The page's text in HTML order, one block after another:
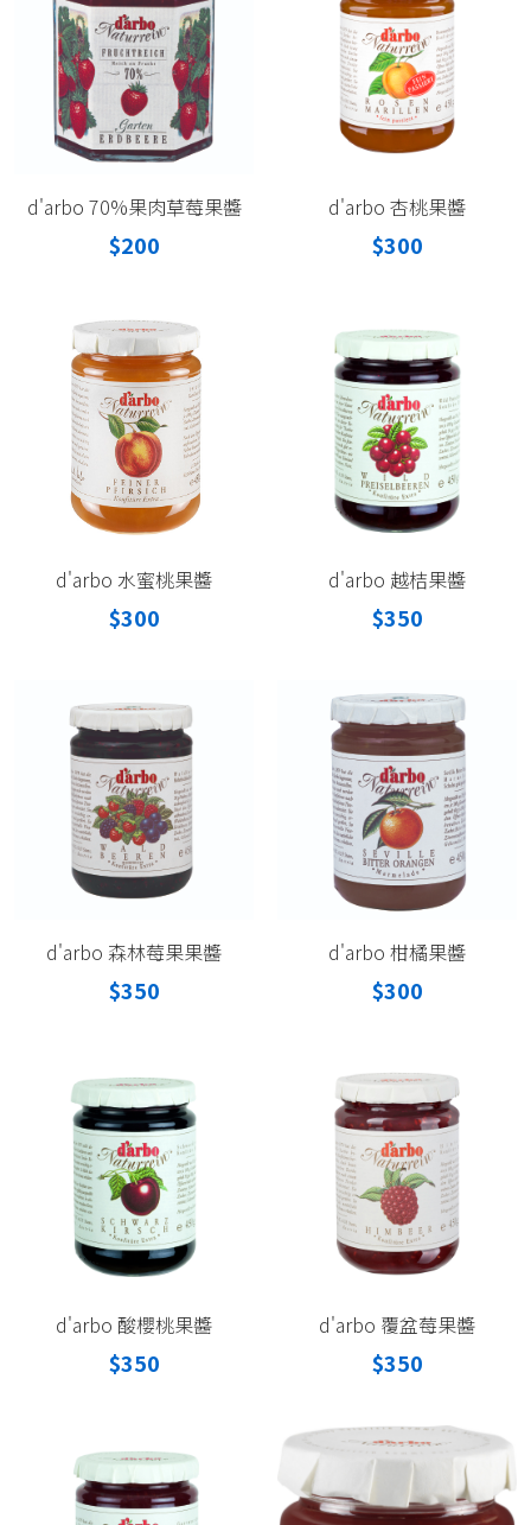
d'arbo 70%果肉草莓果醬
$200
d'arbo 杏桃果醬
$300
d'arbo 水蜜桃果醬
$300
d'arbo 越桔果醬
$350
d'arbo 森林莓果果醬
$350
d'arbo 柑橘果醬
$300
d'arbo 酸櫻桃果醬
$350
d'arbo 覆盆莓果醬
$350